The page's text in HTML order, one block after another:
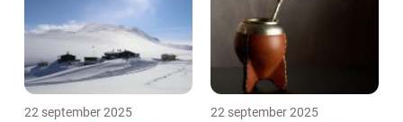
22 september 2025 22 september 2025